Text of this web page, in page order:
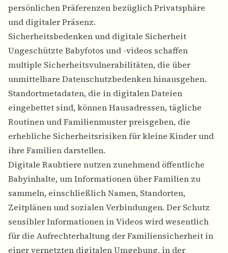
persönlichen Präferenzen bezüglich Privatsphäre
und digitaler Präsenz.
Sicherheitsbedenken und digitale Sicherheit
Ungeschützte Babyfotos und -videos schaffen
multiple Sicherheitsvulnerabilitäten, die über
unmittelbare Datenschutzbedenken hinausgehen.
Standortmetadaten, die in digitalen Dateien
eingebettet sind, können Hausadressen, tägliche
Routinen und Familienmuster preisgeben, die
erhebliche Sicherheitsrisiken für kleine Kinder und
ihre Familien darstellen.
Digitale Raubtiere nutzen zunehmend öffentliche
Babyinhalte, um Informationen über Familien zu
sammeln, einschließlich Namen, Standorten,
Zeitplänen und sozialen Verbindungen. Der Schutz
sensibler Informationen in Videos wird wesentlich
für die Aufrechterhaltung der Familiensicherheit in
einer vernetzten digitalen Umgebung, in der